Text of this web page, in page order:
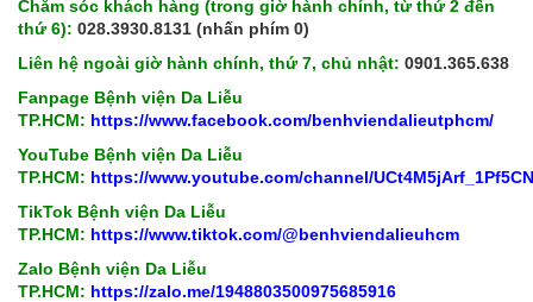
Chăm sóc khách hàng (trong giờ hành chính, từ thứ 2 đến
thứ 6): 028.3930.8131 (nhấn phím 0)
Liên hệ ngoài giờ hành chính, thứ 7, chủ nhật: 0901.365.638
Fanpage Bệnh viện Da Liễu
TP.HCM: https://www.facebook.com/benhviendalieutphcm/
YouTube Bệnh viện Da Liễu
TP.HCM: https://www.youtube.com/channel/
TikTok Bệnh viện Da Liễu
TP.HCM: https://www.tiktok.com/@benhviendalieuhcm
Zalo Bệnh viện Da Liễu
TP.HCM: https://zalo.me/1948803500975685916